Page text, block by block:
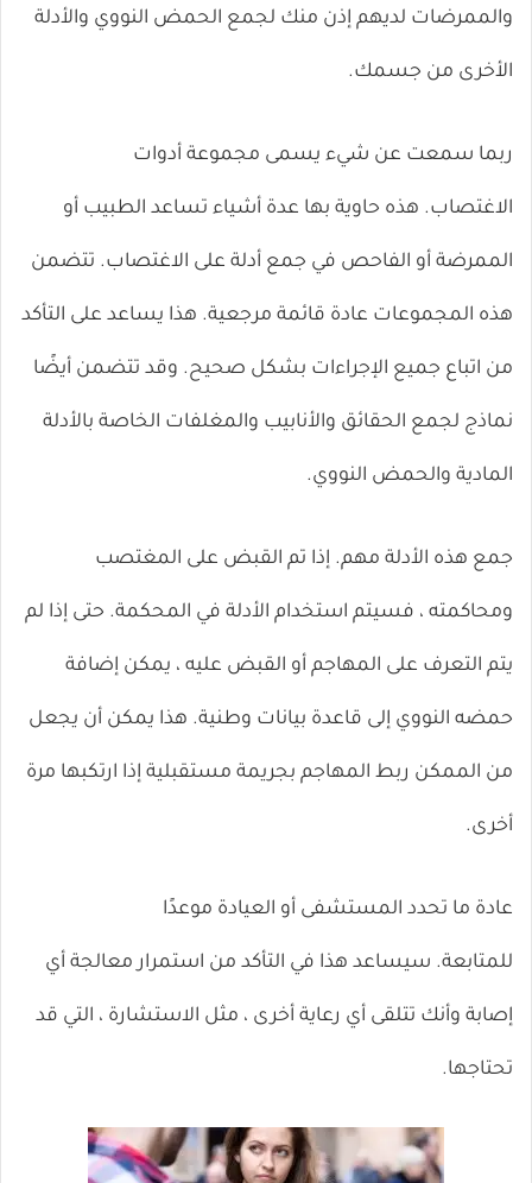
والممرضات لديهم إذن منك لجمع الحمض النووي والأدلة
الأخرى من جسمك.
ربما سمعت عن شيء يسمى مجموعة أدوات
الاغتصاب. هذه حاوية بها عدة أشياء تساعد الطبيب أو
الممرضة أو الفاحص في جمع أدلة على الاغتصاب. تتضمن
هذه المجموعات عادة قائمة مرجعية. هذا يساعد على التأكد
من اتباع جميع الإجراءات بشكل صحيح. وقد تتضمن أيضًا
نماذج لجمع الحقائق والأنابيب والمغلفات الخاصة بالأدلة
المادية والحمض النووي.
جمع هذه الأدلة مهم. إذا تم القبض على المغتصب
ومحاكمته ، فسيتم استخدام الأدلة في المحكمة. حتى إذا لم
يتم التعرف على المهاجم أو القبض عليه ، يمكن إضافة
حمضه النووي إلى قاعدة بيانات وطنية. هذا يمكن أن يجعل
من الممكن ربط المهاجم بجريمة مستقبلية إذا ارتكبها مرة
أخرى.
عادة ما تحدد المستشفى أو العيادة موعدًا
للمتابعة. سيساعد هذا في التأكد من استمرار معالجة أي
إصابة وأنك تتلقى أي رعاية أخرى ، مثل الاستشارة ، التي قد
تحتاجها.